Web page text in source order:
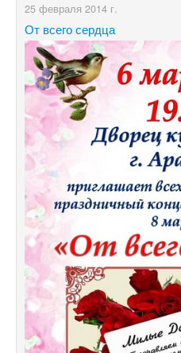
25 февраля 2014 г.
От всего сердца